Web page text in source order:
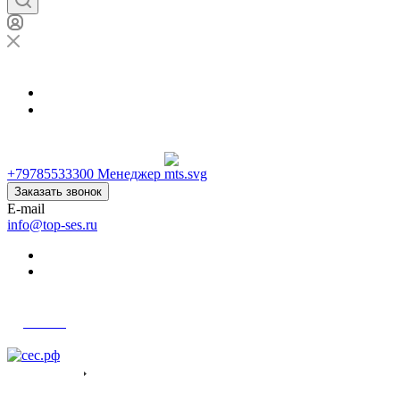
+79785533300 Менеджер
Заказать звонок
E-mail
info@top-ses.ru